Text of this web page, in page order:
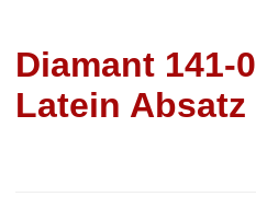
Diamant 141-
Latein Absatz